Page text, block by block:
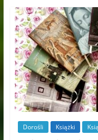
Dorośli Książki